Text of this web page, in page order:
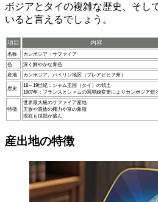
ボジアとタイの複雑な歴史、そし
いると言えるでしょう。
項目 内容
名称
カンボジア・サファイア
色
深く鮮やかな青色
産地
カンボジア、パイリン地区（プレアビヒア州）
歴史
18～19世紀：シャム王国（タイ）の領土
1907年：フランスとシャムの国境線変更によりカンボジア領
特徴
世界最大級のサファイア産地
王族や貴族の権力や富の象徴
現在も採掘が盛ん
産出地の特徴